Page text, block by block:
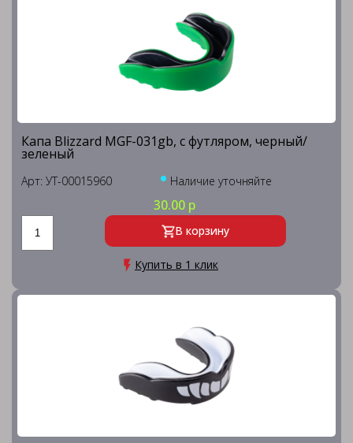
Капа Blizzard MGF-031gb, с футляром, черный/
зеленый
Арт: УТ-00015960 Наличие уточняйте
30.00 р
В корзину
Купить в 1 клик